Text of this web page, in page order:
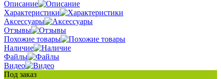
Описание
Характеристики
Аксессуары
Отзывы
Похожие товары
Наличие
Файлы
Видео
Под заказ